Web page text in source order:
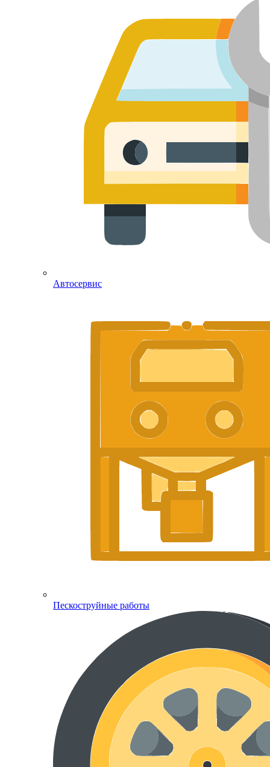
Автосервис
Пескоструйные работы